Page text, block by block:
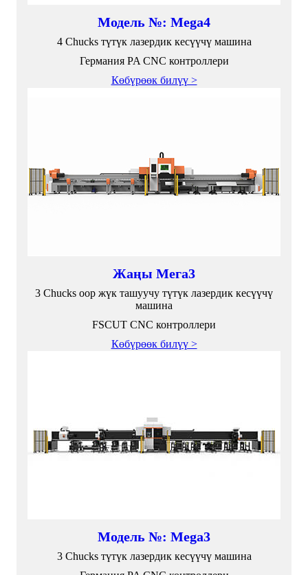
Модель №: Mega4
4 Chucks түтүк лазердик кесүүчү машина
Германия PA CNC контроллери
Көбүрөөк билүү >
Жаңы Мега3
3 Chucks оор жүк ташуучу түтүк лазердик кесүүчү
машина
FSCUT CNC контроллери
Көбүрөөк билүү >
Модель №: Mega3
3 Chucks түтүк лазердик кесүүчү машина